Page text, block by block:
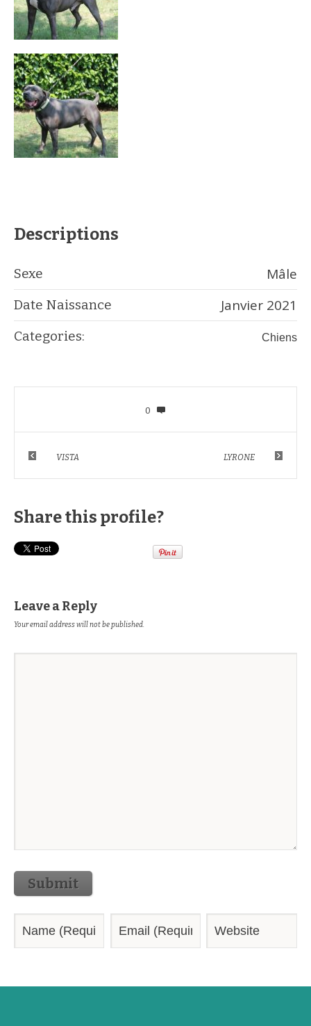
Descriptions
Sexe Mâle
Date Naissance Janvier 2021
Categories: Chiens
0
VISTA LYRONE
Share this profile?
Leave a Reply
Your email address will not be published.
Submit